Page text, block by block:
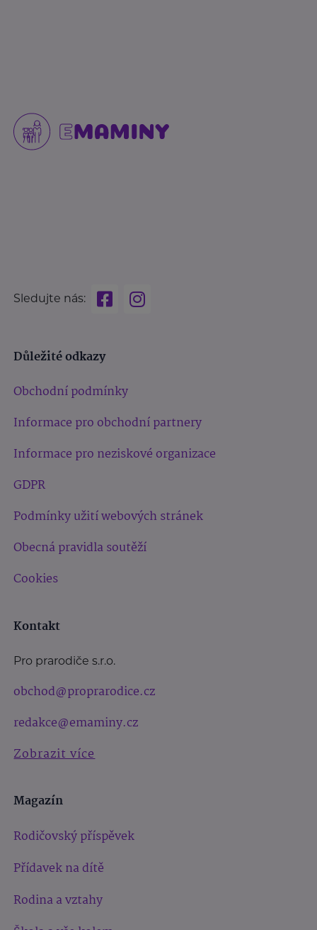
Sledujte nás:
Důležité odkazy
Obchodní podmínky
Informace pro obchodní partnery
Informace pro neziskové organizace
GDPR
Podmínky užití webových stránek
Obecná pravidla soutěží
Cookies
Kontakt
Pro prarodiče s.r.o.
obchod@proprarodice.cz
redakce@emaminy.cz
Zobrazit více
Magazín
Rodičovský příspěvek
Přídavek na dítě
Rodina a vztahy